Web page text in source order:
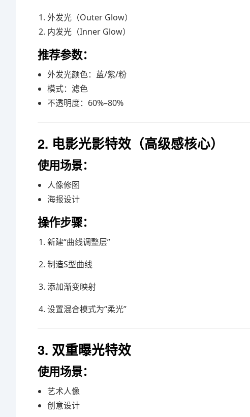
外发光（Outer Glow）
内发光（Inner Glow）
推荐参数：
外发光颜色：蓝/紫/粉
模式：滤色
不透明度：60%–80%
2. 电影光影特效（高级感核心）
使用场景：
人像修图
海报设计
操作步骤：
新建“曲线调整层”
制造S型曲线
添加渐变映射
设置混合模式为“柔光”
3. 双重曝光特效
使用场景：
艺术人像
创意设计